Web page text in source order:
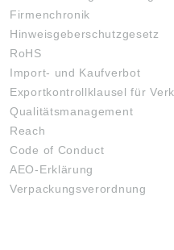
Firmenchronik
Hinweisgeberschutzgesetz
RoHS
Import- und Kaufverbot
Exportkontrollklausel für
Qualitätsmanagement
Reach
Code of Conduct
AEO-Erklärung
Verpackungsverordnung